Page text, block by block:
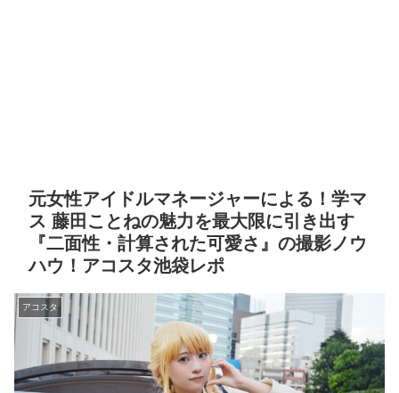
元女性アイドルマネージャーによる！学マ
ス 藤田ことねの魅力を最大限に引き出す
『二面性・計算された可愛さ』の撮影ノウ
ハウ！アコスタ池袋レポ
アコスタ